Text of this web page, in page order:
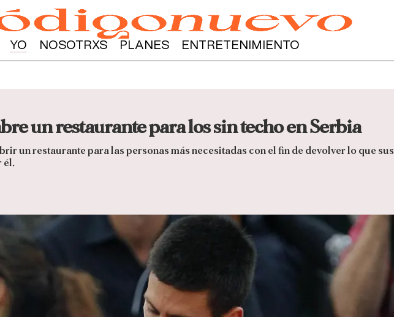
YO NOSOTRXS PLANES ENTRETENIMIENTO
un restaurante para los sin techo en Serbia
un restaurante para las personas más necesitadas con el fin de devolver lo que sus
él.